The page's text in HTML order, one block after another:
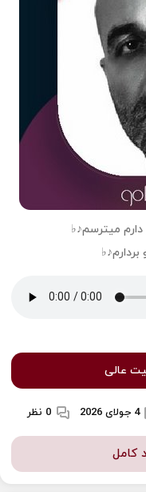
میترسم♪♭
عالی
4 جولای 2026 0 نظر
کامل